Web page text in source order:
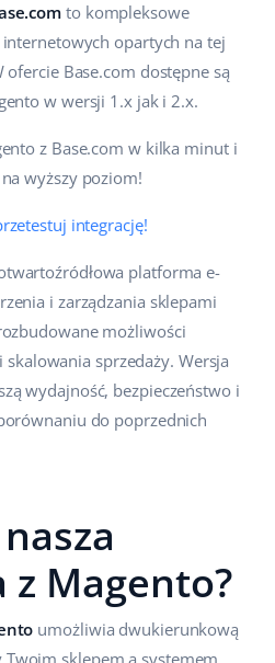
to kompleksowe
opartych na tej
Base.com dostępne są
w wersji 1.x jak i 2.x.
z Base.com w kilka minut i
wyższy poziom!
integrację!
platforma e-
i zarządzania sklepami
możliwości
sprzedaży. Wersja
wydajność, bezpieczeństwo i
do poprzednich
Magento?
umożliwia dwukierunkową
sklepem a systemem